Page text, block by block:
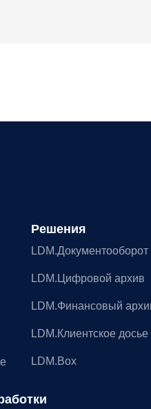
Решения
LDM.Документооборот
LDM.Цифровой архив
LDM.Финансовый
LDM.Клиентское досье
LDM.Box